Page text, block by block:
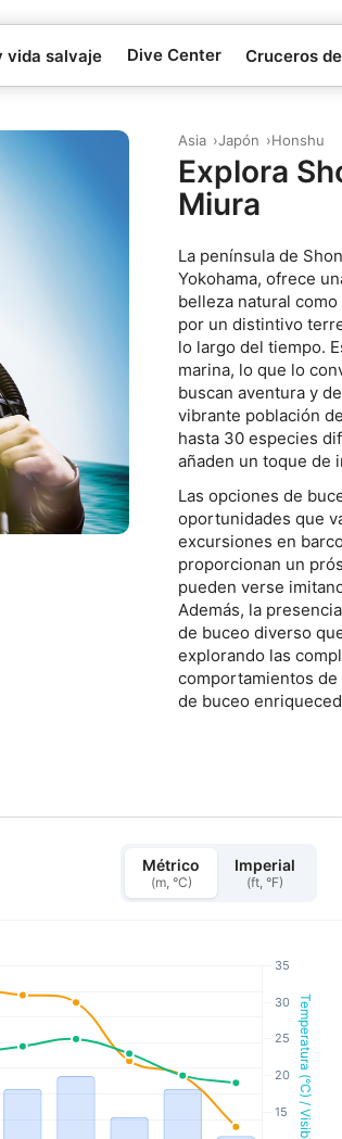
vida salvaje Dive Center Cruceros
Asia Japón Honshu
Explora
Miura
La península de
Yokohama, ofrece
belleza natural
por un distintivo
lo largo del tiempo.
marina, lo que lo
buscan aventura y
vibrante población
hasta 30 especies
añaden un toque de
Las opciones de
oportunidades que
excursiones en
proporcionan un
pueden verse
Además, la
de buceo diverso
explorando las
comportamientos
de buceo
Métrico
(m, °C)
Imperial
(ft, °F)